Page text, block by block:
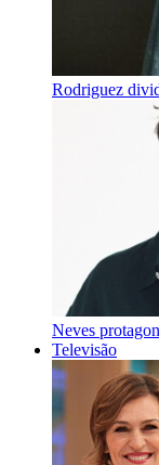
Rodriguez
Neves
Televisão